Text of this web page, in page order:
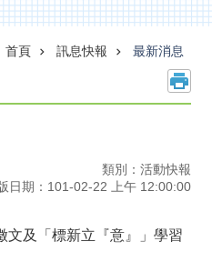
首頁 訊息快報 最新消息
類別：活動快報
版日期：101-02-22 上午 12:00:00
文及「標新立『意』」學習